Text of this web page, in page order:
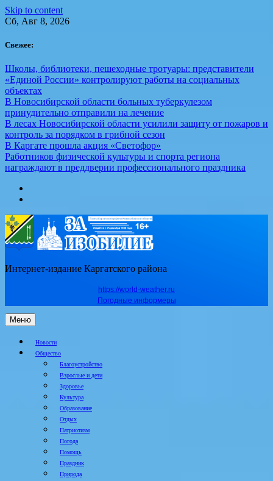
Skip to content
Сб, Авг 8, 2026
Свежее:
Школы, библиотеки, пешеходные тротуары: представители
«Единой России» контролируют работы на социальных
объектах
В Новосибирской области больных туберкулезом
принудительно отправили на лечение
В лесах Новосибирской области усилили защиту от пожаров и
контроль за порядком в грибной сезон
В Каргате прошла акция «Светофор»
Работников физической культуры и спорта региона
награждают в преддверии профессионального праздника
Интернет-издание Каргатского района
https://world-weather.ru
Погодные информеры
Меню
Новости
Общество
Благоустройство
Взрослые и дети
Здоровье
Культура
Образование
Отдых
Патриотизм
Погода
Помощь
Праздник
Природа